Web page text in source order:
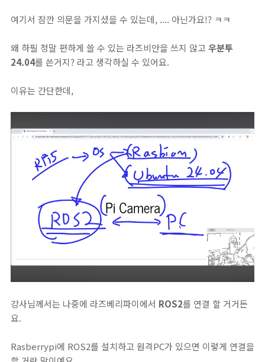
여기서 잠깐 의문을 가지셨을 수 있는데, .... 아닌가요!? ㅋㅋ
왜 하필 정말 편하게 쓸 수 있는 라즈비안을 쓰지 않고우분투
24.04를 쓴거지? 라고 생각하실 수 있어요.
이유는 간단한데,
강사님께서는 나중에 라즈베리파이에서 ROS2를 연결 할 거거든
요.
Rasberrypi에 ROS2를 설치하고 원격PC가 있으면 이렇게 연결을